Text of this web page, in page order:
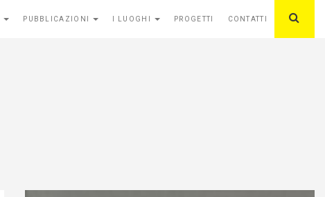
PUBBLICAZIONI I LUOGHI PROGETTI CONTATTI